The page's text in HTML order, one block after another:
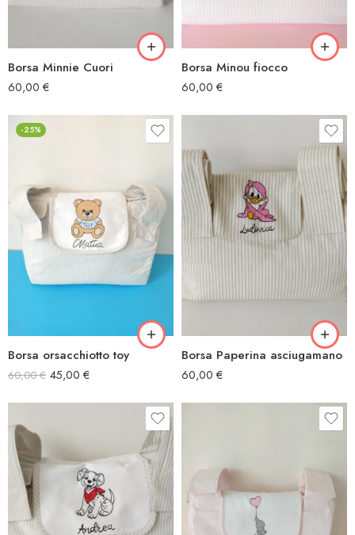
Borsa Minnie Cuori
60,00 €
Borsa Minou fiocco
60,00 €
-25%
Borsa orsacchiotto toy
60,00€ 45,00 €
Borsa Paperina asciugamano
60,00 €